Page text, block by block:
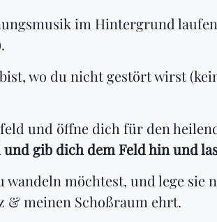
im Hintergrund
wo du nicht gestört wirst
und öffne dich für den
gib dich dem Feld hin und
möchtest, und lege sie
& meinen Schoßraum ehrt.